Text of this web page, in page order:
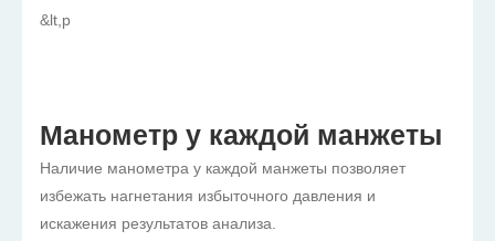
&lt,p
Манометр у каждой манжеты
Наличие манометра у каждой манжеты позволяет
избежать нагнетания избыточного давления и
искажения результатов анализа.